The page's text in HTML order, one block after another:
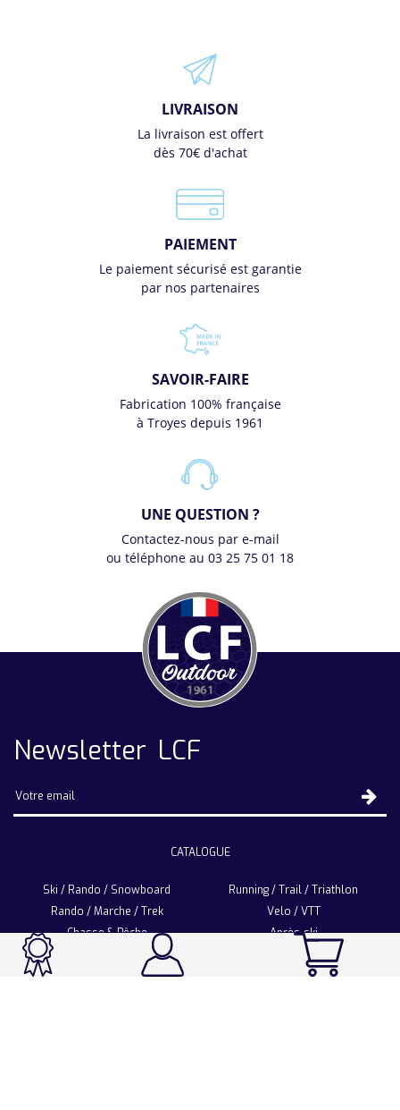
LIVRAISON
La livraison est offert
dès 70€ d'achat
PAIEMENT
Le paiement sécurisé est garantie
par nos partenaires
SAVOIR-FAIRE
Fabrication 100% française
à Troyes depuis 1961
UNE QUESTION ?
Contactez-nous par e-mail
ou téléphone au 03 25 75 01 18
Newsletter LCF
CATALOGUE
Ski / Rando / Snowboard
Running / Trail / Triathlon
Rando / Marche / Trek
Velo / VTT
Chasse & Pêche
Après-ski
Sport Fashion